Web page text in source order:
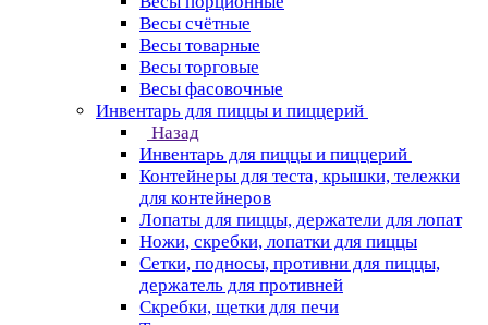
Весы счётные
Весы товарные
Весы торговые
Весы фасовочные
Инвентарь для пиццы и пиццерий
Назад
Инвентарь для пиццы и пиццерий
Контейнеры для теста, крышки, тележки
для контейнеров
Лопаты для пиццы, держатели для лопат
Ножи, скребки, лопатки для пиццы
Сетки, подносы, противни для пиццы,
держатель для противней
Скребки, щетки для печи